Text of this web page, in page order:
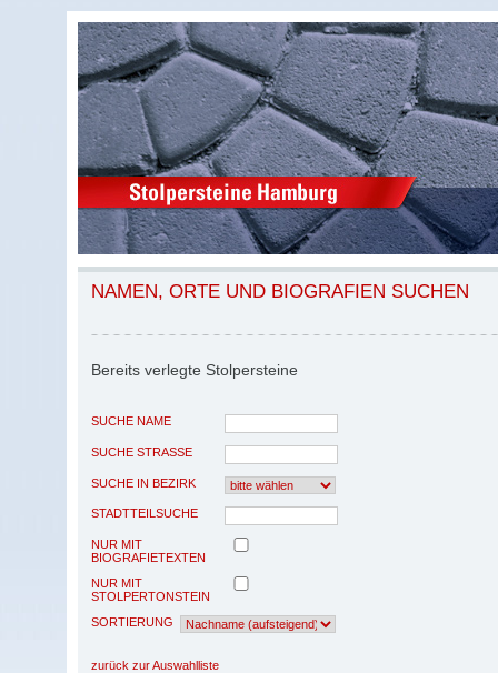
NAMEN, ORTE UND BIOGRAFIEN SUCHEN
Bereits verlegte Stolpersteine
SUCHE NAME
SUCHE STRASSE
SUCHE IN BEZIRK
STADTTEILSUCHE
NUR MIT
BIOGRAFIETEXTEN
NUR MIT
STOLPERTONSTEIN
SORTIERUNG
zurück zur Auswahlliste